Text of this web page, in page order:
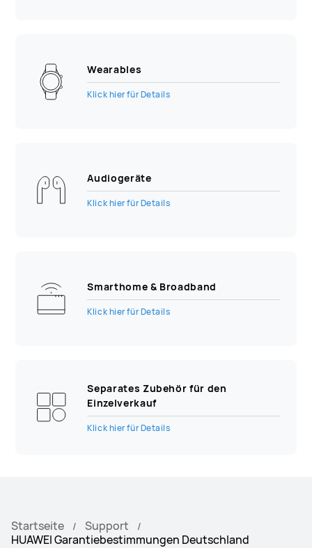
Wearables
Klick hier für Details
Audiogeräte
Klick hier für Details
Smarthome & Broadband
Klick hier für Details
Separates Zubehör für den
Einzelverkauf
Klick hier für Details
Startseite
Support
HUAWEI Garantiebestimmungen Deutschland